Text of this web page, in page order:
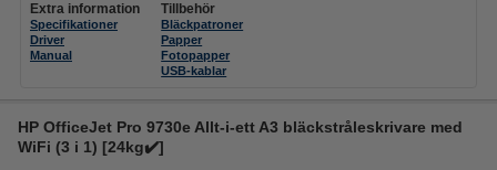
Extra information
Specifikationer
Driver
Manual
Tillbehör
Bläckpatroner
Papper
Fotopapper
USB-kablar
HP OfficeJet Pro 9730e Allt-i-ett A3 bläckstråleskrivare med
WiFi (3 i 1) [24kg✔️]